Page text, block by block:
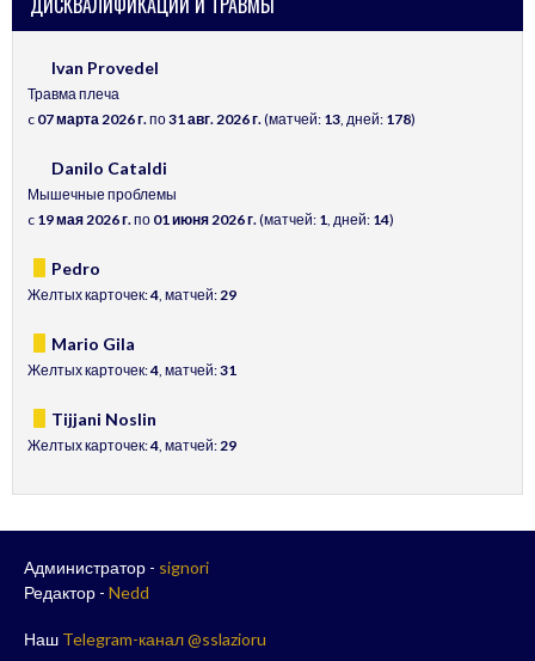
Ivan Provedel
Травма плеча
c 07 марта 2026 г.по31 авг. 2026 г.(матчей: 13, дней: 178)
Danilo Cataldi
Мышечные проблемы
c 19 мая 2026 г.по 01 июня 2026 г.(матчей: 1, дней: 14)
Pedro
Желтых карточек:4, матчей:29
Mario Gila
Желтых карточек:4, матчей:31
Tijjani Noslin
Желтых карточек:4, матчей:29
Администратор - signori
Редактор - Nedd
Наш Telegram-канал @sslazioru